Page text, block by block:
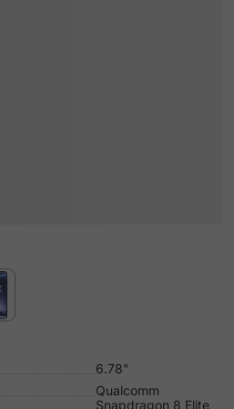
6.78"
Qualcomm
Snapdragon 8 Elite